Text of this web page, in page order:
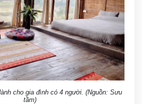
cho gia đình có 4 người. (Nguồn: Sưu
tầm)